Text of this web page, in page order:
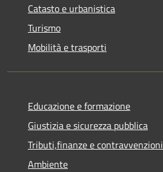
Catasto e urbanistica
Turismo
Mobilità e trasporti
Educazione e formazione
Giustizia e sicurezza pubblica
Tributi,finanze e contravvenzioni
Ambiente